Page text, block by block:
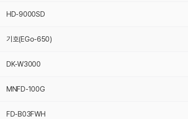
HD-9000SD
기호(EGo-650)
DK-W3000
MNFD-100G
FD-B03FWH